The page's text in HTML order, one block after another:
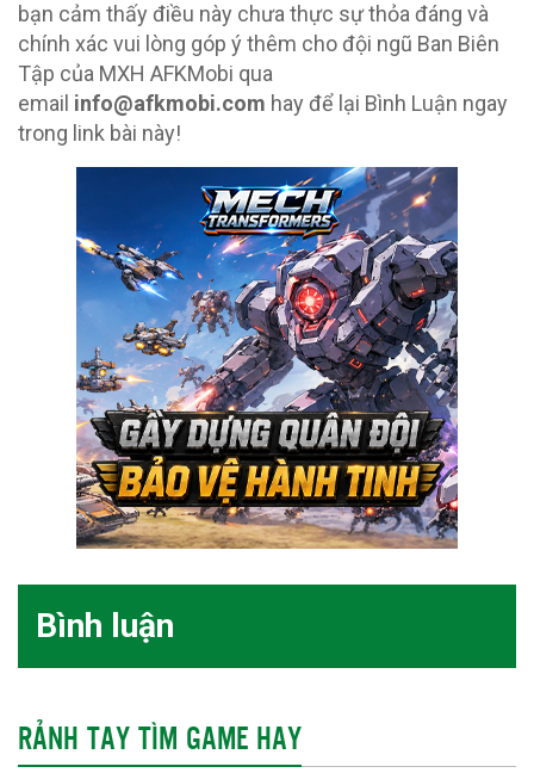
bạn cảm thấy điều này chưa thực sự thỏa đáng và
chính xác vui lòng góp ý thêm cho đội ngũ Ban Biên
Tập của MXH AFKMobi qua
email info@afkmobi.com hay để lại Bình Luận ngay
trong link bài này!
Bình luận
RẢNH TAY TÌM GAME HAY